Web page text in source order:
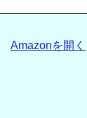
Amazonを開く